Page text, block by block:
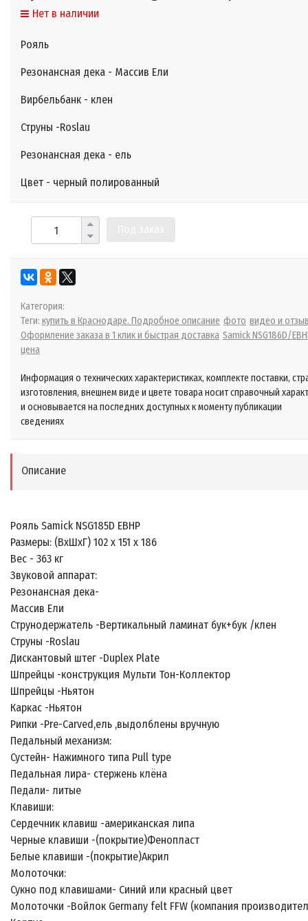
Нет в наличии
Рояль
Резонансная дека - Массив Ели
Вирбельбанк - клен
Струны -Roslau
Резонансная дека - ель
Цвет - черный полированный
Категория:
Теги: купить в Краснодаре. Подробное описание фото видео и
Оформление заказа в 1 клик и быстрая доставка Samick NSG186D/
цена
Информация о технических характеристиках, комплекте поставки,
изготовления, внешнем виде и цвете товара носит справочный
и основывается на последних доступных к моменту публикации
сведениях
Описание
Рояль Samick NSG185D EBHP
Размеры: (ВхШхГ) 102 х 151 х 186
Вес - 363 кг
Звуковой аппарат:
Резонансная дека-
Массив Ели
Струнодержатель -Вертикальный ламинат бук+бук /клен
Струны -Roslau
Дискантовый штег -Duplex Plate
Шпрейцы -конструкция Мульти Тон-Коллектор
Шпрейцы -Ньятон
Каркас -Ньятон
Рипки -Pre-Carved,ель ,выдолблены вручную
Педальный механизм:
Сустейн- Нажимного типа Pull type
Педальная лира- стержень клёна
Педали- литые
Клавиши:
Сердечник клавиш -американская липа
Черные клавиши -(покрытие)Фенопласт
Белые клавиши -(покрытие)Акрил
Молоточки:
Сукно под клавишами- Синий или красный цвет
Молоточки -Войлок Germany felt FFW (компания